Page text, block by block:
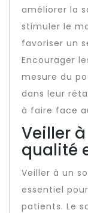
améliorer la
stimuler le
favoriser un
Encourager
mesure du
dans leur
à faire face
Veiller
qualité
Veiller à un
essentiel
patients. Le